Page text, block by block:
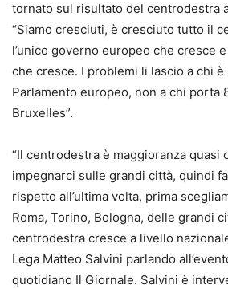
tornato sul risultato del centrodestra
“Siamo cresciuti, è cresciuto tutto il
l’unico governo europeo che cresce
che cresce. I problemi li lascio a chi
Parlamento europeo, non a chi porta
Bruxelles”.
“Il centrodestra è maggioranza quasi
impegnarci sulle grandi città, quindi
rispetto all’ultima volta, prima
Roma, Torino, Bologna, delle grandi
centrodestra cresce a livello
Lega Matteo Salvini parlando
quotidiano Il Giornale. Salvini è